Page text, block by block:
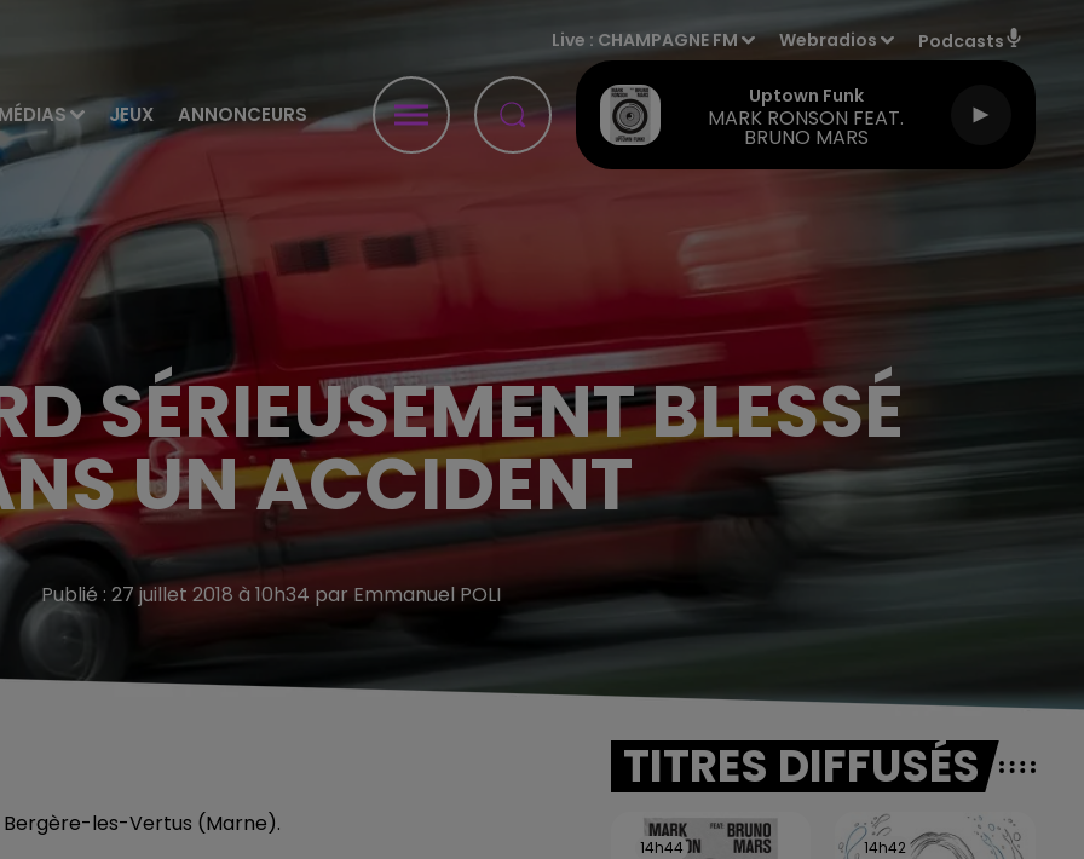
MÉDIAS JEUX ANNONCEURS
Live : CHAMPAGNE FM Webradios Podcasts
Uptown Funk
MARK RONSON FEAT.
BRUNO MARS
SÉRIEUSEMENT BLESSÉ
UN ACCIDENT
Publié : 27 juillet 2018 à 10h34 par Emmanuel POLI
les-Vertus (Marne).
TITRES DIFFUSÉS
14h44
14h44 14h42
14h42